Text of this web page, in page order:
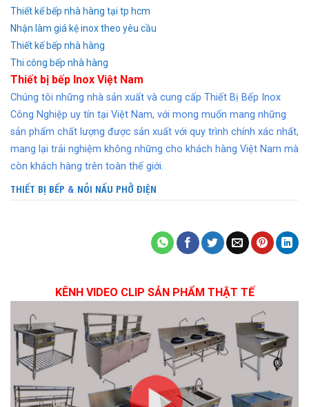
Thiết kế bếp nhà hàng tại tp hcm
Nhận làm giá kệ inox theo yêu cầu
Thiết kế bếp nhà hàng
Thi công bếp nhà hàng
Thiết bị bếp Inox Việt Nam
Chúng tôi những nhà sản xuất và cung cấp Thiết Bị Bếp Inox
Công Nghiệp uy tín tại Việt Nam, với mong muốn mang những
sản phẩm chất lượng được sản xuất với quy trình chính xác nhất,
mang lại trải nghiệm không những cho khách hàng Việt Nam mà
còn khách hàng trên toàn thế giới.
THIẾT BỊ BẾP & NỒI NẤU PHỞ ĐIỆN
KÊNH VIDEO CLIP SẢN PHẨM THẬT TẾ